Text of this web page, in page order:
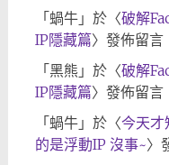
「 蝸牛」於〈破解
IP隱藏篇〉發佈留言
「 黑熊 」於〈破解
IP隱藏篇〉發佈留言
「 蝸牛」於〈今天才
的是浮動IP 沒事~〉